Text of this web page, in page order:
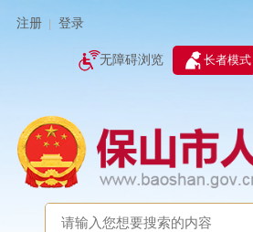
注册 登录
无障碍浏览 长者模式